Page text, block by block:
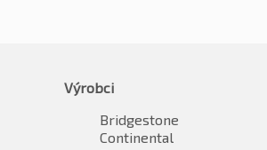
Výrobci
Bridgestone
Continental